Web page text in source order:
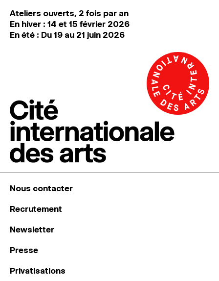
Ateliers ouverts, 2 fois par an
En hiver : 14 et 15 février 2026
En été : Du 19 au 21 juin 2026
Nous contacter
Recrutement
Newsletter
Presse
Privatisations